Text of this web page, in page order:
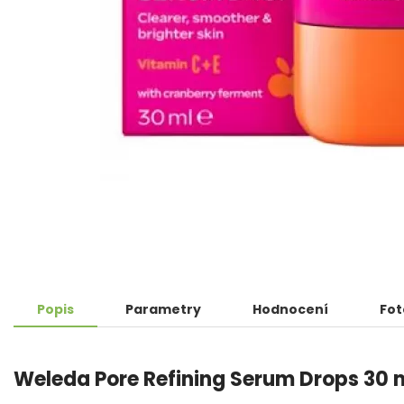
Popis Parametry Hodnocení
Weleda Pore Refining Serum Drops 30